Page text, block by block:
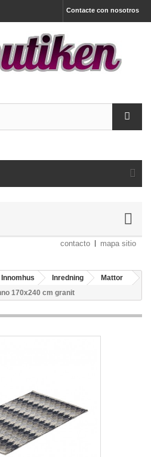
Contacte con nosotros
contacto mapa sitio
Innomhus Inredning
Mattor
170x240 cm granit